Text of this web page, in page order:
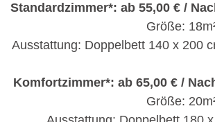
Standardzimmer*: ab 55,00 € /
Größe:
Ausstattung: Doppelbett 140 x 200
Komfortzimmer*: ab 65,00 € /
Größe: